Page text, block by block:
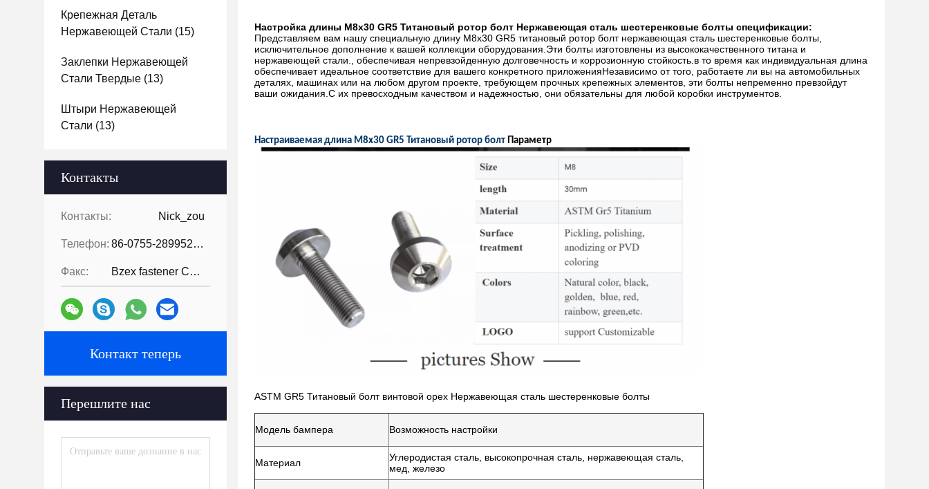
Крепежная Деталь
Нержавеющей Стали (15)
Заклепки Нержавеющей
Стали Твердые (13)
Штыри Нержавеющей
Стали (13)
Контакты
Контакты: Nick_zou
Телефон: 86-0755-28995283
Факс: Bzex fastener Co., Limited-86-07
Контакт теперь
Перешлите нас
Настройка длины M8x30 GR5 Титановый ротор болт Нержавеющая сталь шестеренковые болты спецификации:
Представляем вам нашу специальную длину M8x30 GR5 титановый ротор болт нержавеющая сталь шестеренковые болты,
исключительное дополнение к вашей коллекции оборудования.Эти болты изготовлены из высококачественного титана и
нержавеющей стали., обеспечивая непревзойденную долговечность и коррозионную стойкость.в то время как индивидуальная длина
обеспечивает идеальное соответствие для вашего конкретного приложенияНезависимо от того, работаете ли вы на автомобильных
деталях, машинах или на любом другом проекте, требующем прочных крепежных элементов, эти болты непременно превзойдут
ваши ожидания.С их превосходным качеством и надежностью, они обязательны для любой коробки инструментов.
Настраиваемая длина M8x30 GR5 Титановый ротор болт Параметр
ASTM GR5 Титановый болт винтовой орех Нержавеющая сталь шестеренковые болты
Модель бампера Возможность настройки
Материал
Углеродистая сталь, высокопрочная сталь, нержавеющая сталь,
мед, железо